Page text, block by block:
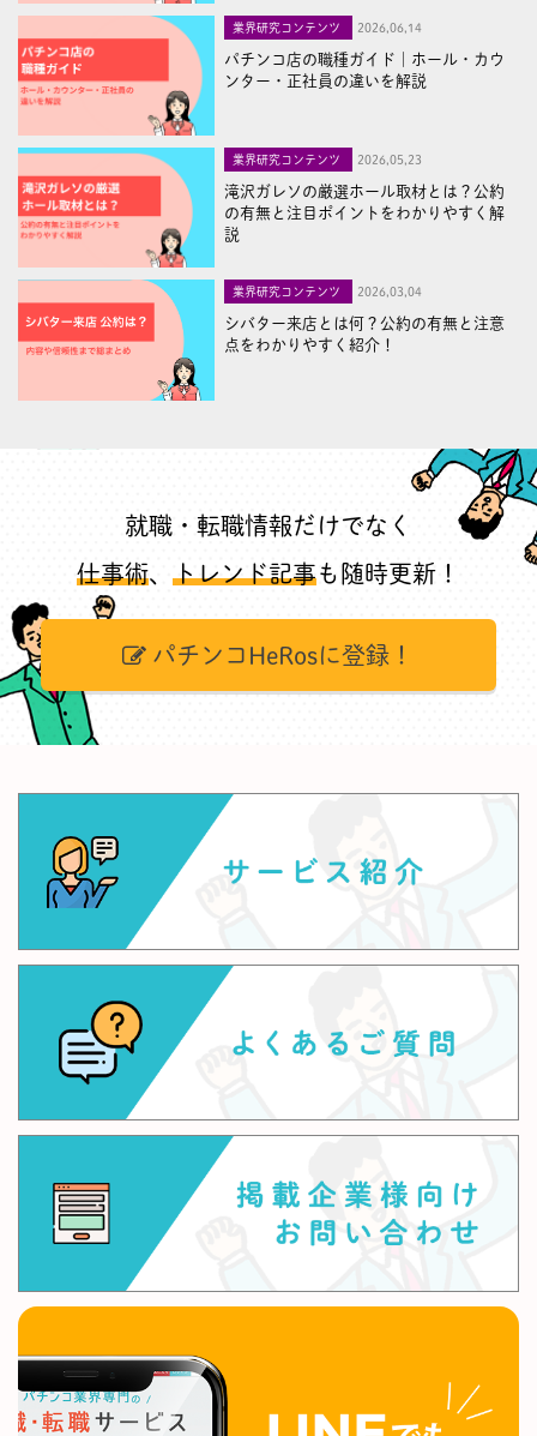
業界研究コンテンツ 2026,06,14
パチンコ店の職種ガイド｜ホール・カウ
ンター・正社員の違いを解説
業界研究コンテンツ 2026,05,23
滝沢ガレソの厳選ホール取材とは？公約
の有無と注目ポイントをわかりやすく解
説
業界研究コンテンツ 2026,03,04
シバター来店とは何？公約の有無と注意
点をわかりやすく紹介！
就職・転職情報だけでなく
仕事術、 トレンド記事も随時更新！
パチンコHeRosに登録！